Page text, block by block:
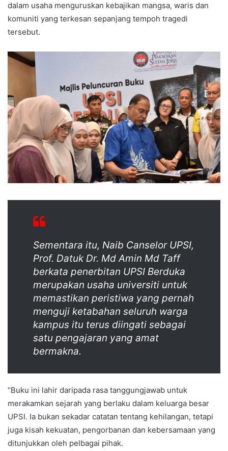
dalam usaha menguruskan kebajikan mangsa, waris dan
komuniti yang terkesan sepanjang tempoh tragedi
tersebut.
Sementara itu, Naib Canselor UPSI,
Prof. Datuk Dr. Md Amin Md Taff
berkata penerbitan UPSI Berduka
merupakan usaha universiti untuk
memastikan peristiwa yang pernah
menguji ketabahan seluruh warga
kampus itu terus diingati sebagai
satu pengajaran yang amat
bermakna.
“Buku ini lahir daripada rasa tanggungjawab untuk
merakamkan sejarah yang berlaku dalam keluarga besar
UPSI. Ia bukan sekadar catatan tentang kehilangan, tetapi
juga kisah kekuatan, pengorbanan dan kebersamaan yang
ditunjukkan oleh pelbagai pihak.